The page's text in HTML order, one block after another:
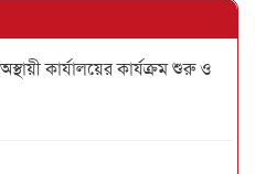
কার্যালয়ের কার্যক্রম শুরু ও